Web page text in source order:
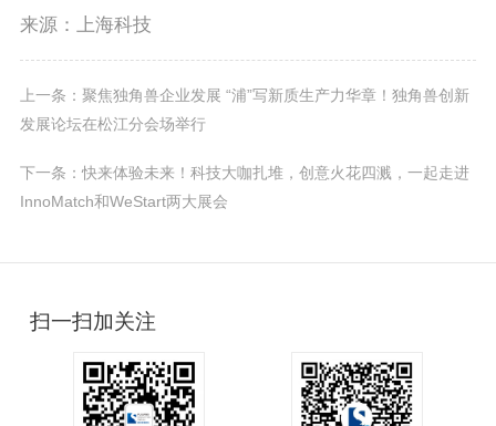
来源：上海科技
上一条：聚焦独角兽企业发展 “浦”写新质生产力华章！独角兽创新
发展论坛在松江分会场举行
下一条：快来体验未来！科技大咖扎堆，创意火花四溅，一起走进
InnoMatch和WeStart两大展会
扫一扫加关注